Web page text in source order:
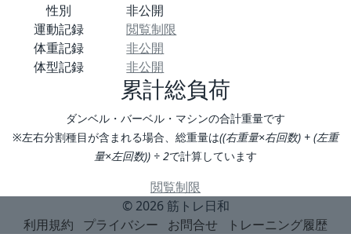
性別
非公開
運動記録
閲覧制限
体重記録
非公開
体型記録
非公開
累計総負荷
ダンベル・バーベル・マシンの合計重量です
※左右分割種目が含まれる場合、総重量は((右重量×右回数) + (左重
量×左回数)) ÷ 2で計算しています
閲覧制限
© 2026 筋トレ日和
利用規約
プライバシー お問合せ トレーニング履歴